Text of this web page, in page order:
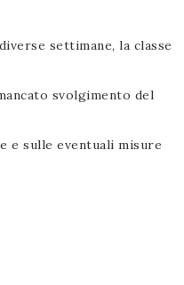
settimane, la classe
svolgimento del
e sulle eventuali misure